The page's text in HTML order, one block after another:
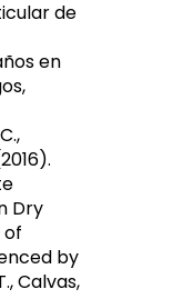
de
en
Dry
of
by
Calvas,